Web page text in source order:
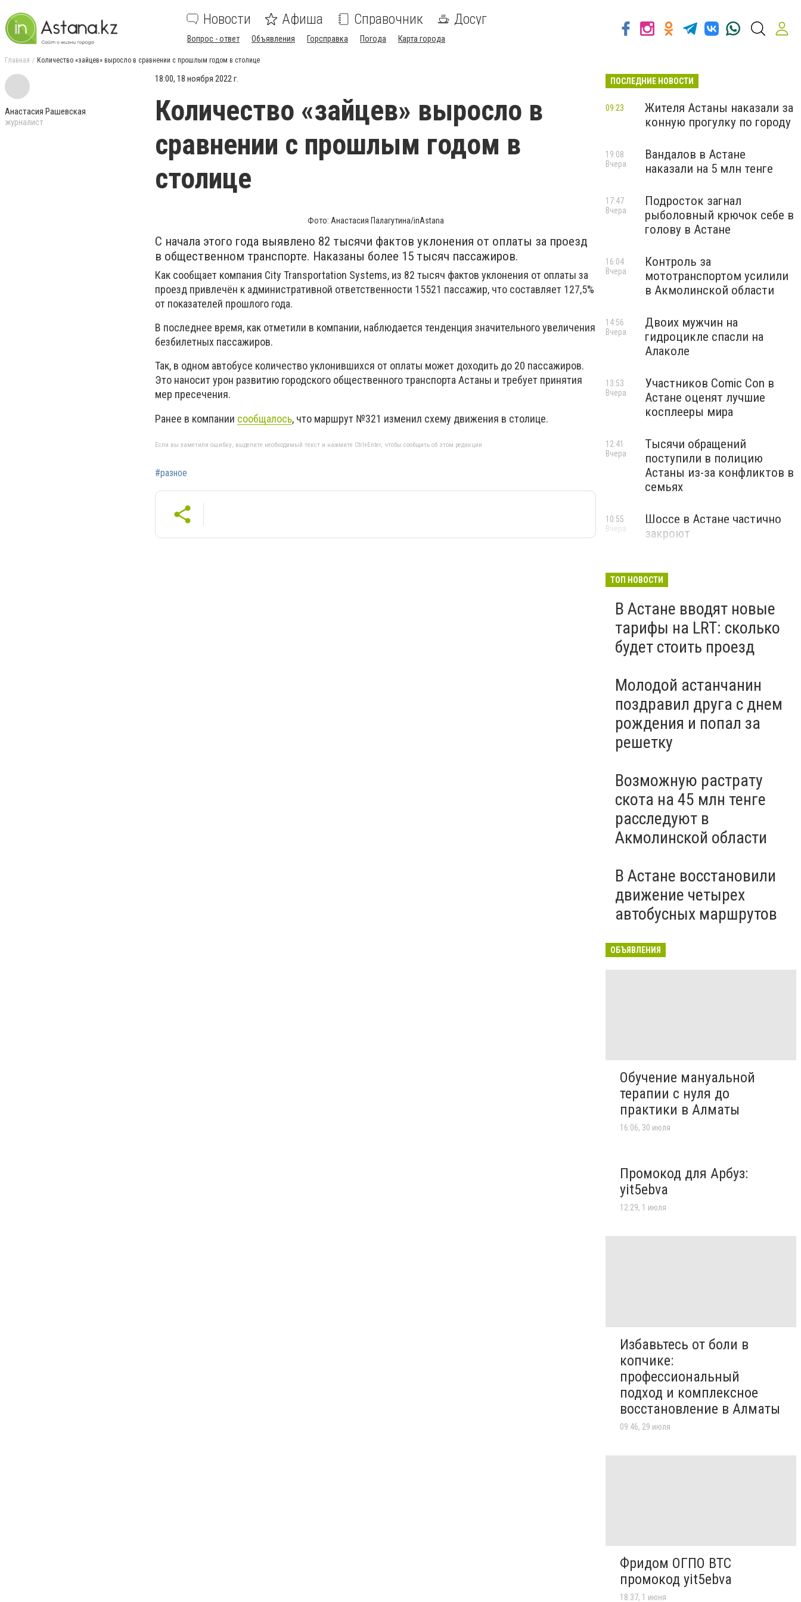
Новости Афиша Справочник Досуг
Вопрос - ответ Объявления Горсправка Погода Карта города
Главная Количество «зайцев» выросло в сравнении с прошлым годом в столице
Анастасия Рашевская
журналист
18:00, 18 ноября 2022 г.
Количество «зайцев» выросло в
сравнении с прошлым годом в
столице
Фото: Анастасия Палагутина/inAstana
С начала этого года выявлено 82 тысячи фактов уклонения от оплаты за проезд
в общественном транспорте. Наказаны более 15 тысяч пассажиров.
Как сообщает компания City Transportation Systems, из 82 тысяч фактов уклонения от оплаты за
проезд привлечён к административной ответственности 15521 пассажир, что составляет 127,5%
от показателей прошлого года.
В последнее время, как отметили в компании, наблюдается тенденция значительного увеличения
безбилетных пассажиров.
Так, в одном автобусе количество уклонившихся от оплаты может доходить до 20 пассажиров.
Это наносит урон развитию городского общественного транспорта Астаны и требует принятия
мер пресечения.
Ранее в компании сообщалось, что маршрут №321 изменил схему движения в столице.
Если вы заметили ошибку, выделите необходимый текст и нажмите Ctrl+Enter, чтобы сообщить об этом редакции
#разное
ПОСЛЕДНИЕ НОВОСТИ
Жителя Астаны наказали за
конную прогулку по городу
09:23
Вандалов в Астане
наказали на 5 млн тенге
19:08
Вчера
Подросток загнал
рыболовный крючок себе в
голову в Астане
17:47
Вчера
Контроль за
мототранспортом усилили
в Акмолинской области
16:04
Вчера
Двоих мужчин на
гидроцикле спасли на
Алаколе
14:56
Вчера
Участников Comic Con в
Астане оценят лучшие
косплееры мира
13:53
Вчера
Тысячи обращений
поступили в полицию
Астаны из-за конфликтов в
семьях
12:41
Вчера
Шоссе в Астане частично
закроют
10:55
Вчера
ТОП НОВОСТИ
В Астане вводят новые
тарифы на LRT: сколько
будет стоить проезд
Молодой астанчанин
поздравил друга с днем
рождения и попал за
решетку
Возможную растрату
скота на 45 млн тенге
расследуют в
Акмолинской области
В Астане восстановили
движение четырех
автобусных маршрутов
ОБЪЯВЛЕНИЯ
Обучение мануальной
терапии с нуля до
практики в Алматы
16:06, 30 июля
Промокод для Арбуз:
yit5ebva
12:29, 1 июля
Избавьтесь от боли в
копчике:
профессиональный
подход и комплексное
восстановление в Алматы
09:46, 29 июля
Фридом ОГПО ВТС
промокод yit5ebva
18:37, 1 июня